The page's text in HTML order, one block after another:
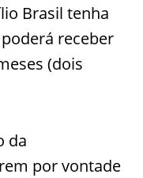
Brasil tenha
receber
(dois
da
por vontade